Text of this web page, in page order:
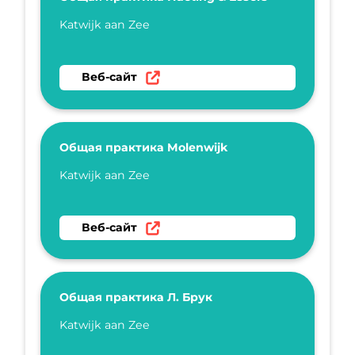
Укажите имя
Katwijk aan Zee
Перейти на веб-сайт Общая практика
Веб-сайт
Общая практика Molenwijk
Укажите имя
Katwijk aan Zee
Перейти на веб-сайт Общая практика
Веб-сайт
Общая практика Л. Брук
Укажите имя
Katwijk aan Zee